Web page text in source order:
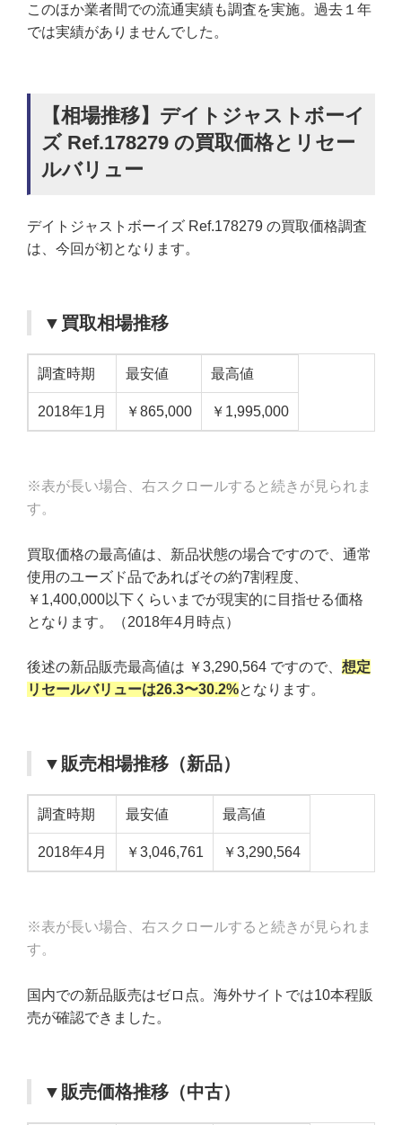
このほか業者間での流通実績も調査を実施。過去１年
では実績がありませんでした。
【相場推移】デイトジャストボーイ
ズ Ref.178279 の買取価格とリセー
ルバリュー
デイトジャストボーイズ Ref.178279 の買取価格調査
は、今回が初となります。
▼買取相場推移
調査時期 最安値 最高値
2018年1月 ￥865,000 ￥1,995,000
※表が長い場合、右スクロールすると続きが見られま
す。
買取価格の最高値は、新品状態の場合ですので、通常
使用のユーズド品であればその約7割程度、
￥1,400,000以下くらいまでが現実的に目指せる価格
となります。（2018年4月時点）
後述の新品販売最高値は ￥3,290,564 ですので、 想定
リセールバリューは26.3〜30.2%となります。
▼販売相場推移（新品）
調査時期 最安値 最高値
2018年4月 ￥3,046,761 ￥3,290,564
※表が長い場合、右スクロールすると続きが見られま
す。
国内での新品販売はゼロ点。海外サイトでは10本程販
売が確認できました。
▼販売価格推移（中古）